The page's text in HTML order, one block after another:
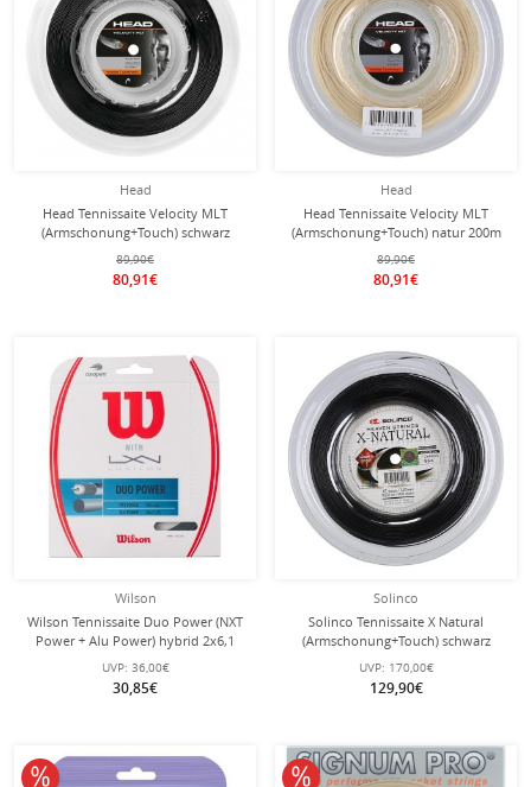
Head
Head Tennissaite Velocity MLT
(Armschonung+Touch) schwarz
200m Rolle
89,90€
80,91€
Head
Head Tennissaite Velocity MLT
(Armschonung+Touch) natur 200m
Rolle
89,90€
80,91€
Wilson
Wilson Tennissaite Duo Power (NXT
Power + Alu Power) hybrid 2x6,1
Meter
UVP: 36,00€
30,85€
Solinco
Solinco Tennissaite X Natural
(Armschonung+Touch) schwarz
200m Rolle
UVP: 170,00€
129,90€
10% reduziert 10% reduziert